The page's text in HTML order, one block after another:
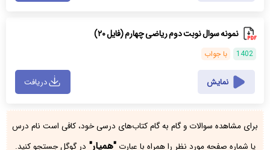
نمونه سوال نوبت دوم ریاضی چهارم (فایل ۲۰)
1402 با جواب
نمایش دریافت
برای مشاهده سوالات و گام به گام کتاب‌های درسی خود، کافی است نام درس
یا شماره صفحه مورد نظر را همراه با عبارت"همیار" در گوگل جستجو کنید.